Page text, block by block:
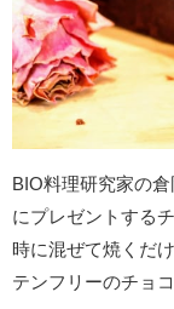
BIO料理研究家の
にプレゼントする
時に混ぜて焼くだ
テンフリーのチョ